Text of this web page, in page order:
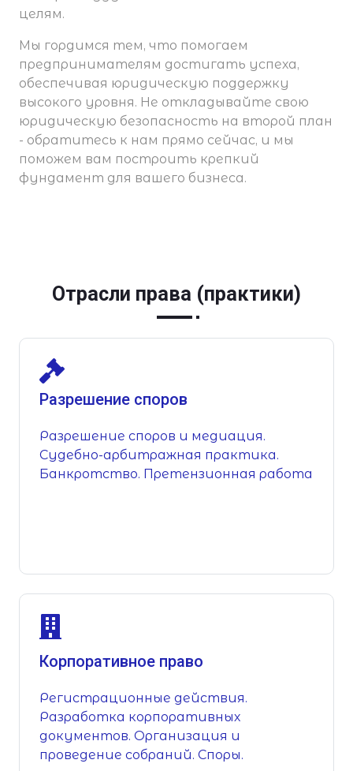
целям.
Мы гордимся тем, что помогаем
предпринимателям достигать успеха,
обеспечивая юридическую поддержку
высокого уровня. Не откладывайте свою
юридическую безопасность на второй план
- обратитесь к нам прямо сейчас, и мы
поможем вам построить крепкий
фундамент для вашего бизнеса.
Отрасли права (практики)
Разрешение споров
Разрешение споров и медиация.
Судебно-арбитражная практика.
Банкротство. Претензионная работа
Корпоративное право
Регистрационные действия.
Разработка корпоративных
документов. Организация и
проведение собраний. Споры.